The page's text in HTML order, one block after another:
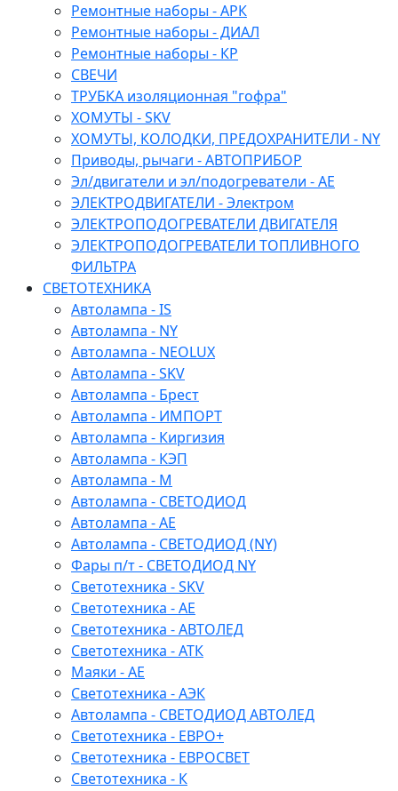
Ремонтные наборы - АРК
Ремонтные наборы - ДИАЛ
Ремонтные наборы - КР
СВЕЧИ
ТРУБКА изоляционная "гофра"
ХОМУТЫ - SKV
ХОМУТЫ, КОЛОДКИ, ПРЕДОХРАНИТЕЛИ - NY
Приводы, рычаги - АВТОПРИБОР
Эл/двигатели и эл/подогреватели - АЕ
ЭЛЕКТРОДВИГАТЕЛИ - Электром
ЭЛЕКТРОПОДОГРЕВАТЕЛИ ДВИГАТЕЛЯ
ЭЛЕКТРОПОДОГРЕВАТЕЛИ ТОПЛИВНОГО
ФИЛЬТРА
СВЕТОТЕХНИКА
Автолампа - IS
Автолампа - NY
Автолампа - NEOLUX
Автолампа - SKV
Автолампа - Брест
Автолампа - ИМПОРТ
Автолампа - Киргизия
Автолампа - КЭП
Автолампа - М
Автолампа - СВЕТОДИОД
Автолампа - АЕ
Автолампа - СВЕТОДИОД (NY)
Фары п/т - СВЕТОДИОД NY
Светотехника - SKV
Светотехника - АЕ
Светотехника - АВТОЛЕД
Светотехника - АТК
Маяки - АЕ
Светотехника - АЭК
Автолампа - СВЕТОДИОД АВТОЛЕД
Светотехника - ЕВРО+
Светотехника - ЕВРОСВЕТ
Светотехника - К